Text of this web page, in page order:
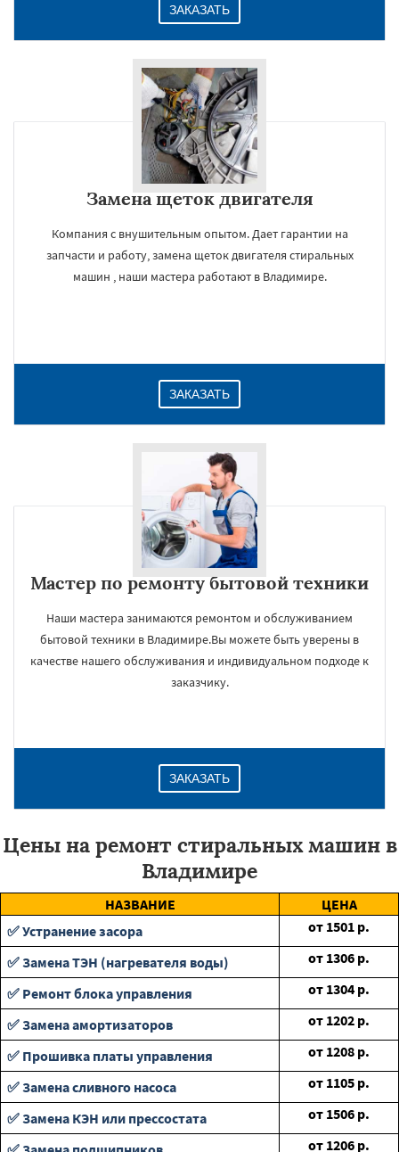
ЗАКАЗАТЬ
Замена щеток двигателя
Компания с внушительным опытом. Дает гарантии на
запчасти и работу, замена щеток двигателя стиральных
машин , наши мастера работают в Владимире.
ЗАКАЗАТЬ
Мастер по ремонту бытовой техники
Наши мастера занимаются ремонтом и обслуживанием
бытовой техники в Владимире.Вы можете быть уверены в
качестве нашего обслуживания и индивидуальном подходе к
заказчику.
ЗАКАЗАТЬ
Цены на ремонт стиральных машин в
Владимире
НАЗВАНИЕ
ЦЕНА
✅ Устранение засора
от 1501 р.
✅ Замена ТЭН (нагревателя воды)
от 1306 р.
✅ Ремонт блока управления
от 1304 р.
✅ Замена амортизаторов
от 1202 р.
✅ Прошивка платы управления
от 1208 р.
✅ Замена сливного насоса
от 1105 р.
✅ Замена КЭН или прессостата
от 1506 р.
от 1206 р.